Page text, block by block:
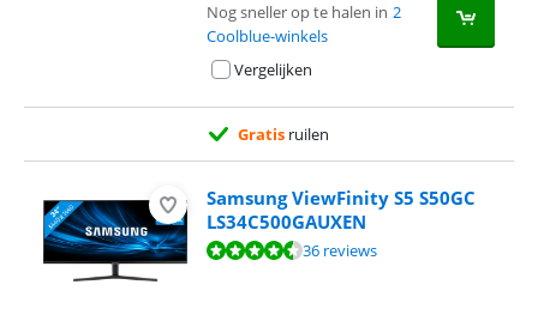
Nog sneller op te halen in 2
Coolblue-winkels
Vergelijken
Gratis ruilen
Samsung ViewFinity S5 S50GC
LS34C500GAUXEN
Beoordeling is 8,8 van de 10, gebaseerd op 36 reviews.
36 reviews